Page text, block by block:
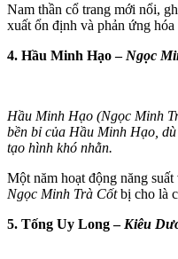
Nam thần cổ trang mới nổi,
xuất ổn định và phản ứng
4. Hầu Minh Hạo – Ngọc
Hầu Minh Hạo (Ngọc Minh
bền bỉ của Hầu Minh Hạo,
tạo hình khó nhằn.
Một năm hoạt động năng
Ngọc Minh Trà Cốtbị cho là
5. Tống Uy Long – Kiêu